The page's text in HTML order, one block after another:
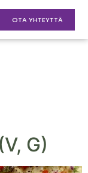
OTA YHTEYTTÄ
G)